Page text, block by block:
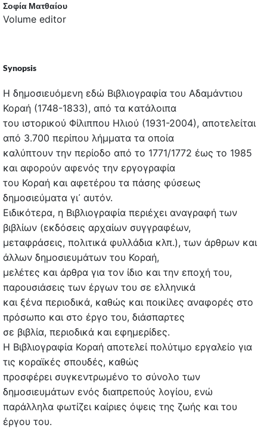
Σοφία Ματθαίου
Volume editor
Synopsis
Η δημοσιευόμενη εδώ Βιβλιογραφία του Αδαμάντιου
Κοραή (1748-1833), από τα κατάλοιπα
του ιστορικού Φίλιππου Ηλιού (1931-2004), αποτελείται
από 3.700 περίπου λήμματα τα οποία
καλύπτουν την περίοδο από το 1771/1772 έως το 1985
και αφορούν αφενός την εργογραφία
του Κοραή και αφετέρου τα πάσης φύσεως
δημοσιεύματα γι᾽ αυτόν.
Ειδικότερα, η Βιβλιογραφία περιέχει αναγραφή των
βιβλίων (εκδόσεις αρχαίων συγγραφέων,
μεταφράσεις, πολιτικά φυλλάδια κλπ.), των άρθρων και
άλλων δημοσιευμάτων του Κοραή,
μελέτες και άρθρα για τον ίδιο και την εποχή του,
παρουσιάσεις των έργων του σε ελληνικά
και ξένα περιοδικά, καθώς και ποικίλες αναφορές στο
πρόσωπο και στο έργο του, διάσπαρτες
σε βιβλία, περιοδικά και εφημερίδες.
Η Βιβλιογραφία Κοραή αποτελεί πολύτιμο εργαλείο για
τις κοραϊκές σπουδές, καθώς
προσφέρει συγκεντρωμένο το σύνολο των
δημοσιευμάτων ενός διαπρεπούς λογίου, ενώ
παράλληλα φωτίζει καίριες όψεις της ζωής και του
έργου του.